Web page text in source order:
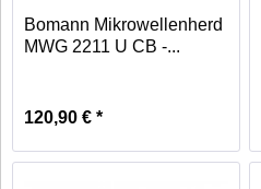
Bomann Mikrowellenherd
MWG 2211 U CB -...
120,90 € *